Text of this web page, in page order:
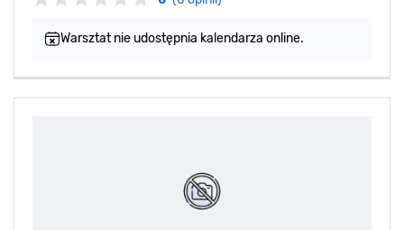
Warsztat nie udostępnia kalendarza online.